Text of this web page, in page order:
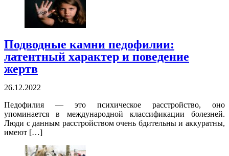
Подводные камни педофилии:
латентный характер и поведение
жертв
26.12.2022
Педофилия — это психическое расстройство, оно
упоминается в международной классификации болезней.
Люди с данным расстройством очень бдительны и аккуратны,
имеют […]